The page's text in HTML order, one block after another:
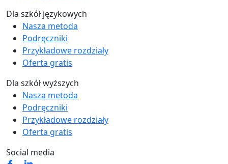
Dla szkół językowych
Nasza metoda
Podręczniki
Przykładowe rozdziały
Oferta gratis
Dla szkół wyższych
Nasza metoda
Podręczniki
Przykładowe rozdziały
Oferta gratis
Social media